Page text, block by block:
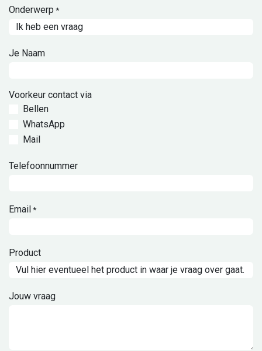
Onderwerp *
Je Naam
Voorkeur contact via
Bellen
WhatsApp
Mail
Telefoonnummer
Email *
Product
Jouw vraag